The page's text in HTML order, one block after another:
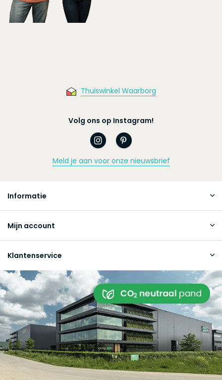
Thuiswinkel Waarborg
Volg ons op Instagram!
Meld je aan voor onze nieuwsbrief
Informatie
Mijn account
Klantenservice